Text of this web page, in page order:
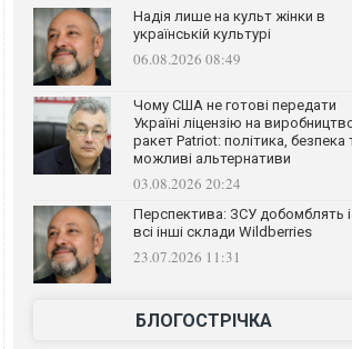
Надія лише на культ жінки в
українській культурі
06.08.2026 08:49
Чому США не готові передати
Україні ліцензію на
ракет Patriot: політика, безпека
можливі альтернативи
03.08.2026 20:24
Перспектива: ЗСУ добомблять і
всі інші склади Wildberries
23.07.2026 11:31
БЛОГОСТРІЧКА